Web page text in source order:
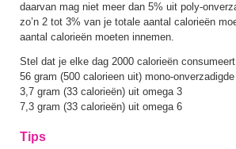
daarvan mag niet meer dan 5% uit poly-
zo’n 2 tot 3% van je totale aantal calorieën
aantal calorieën moeten innemen.
Stel dat je elke dag 2000 calorieën
56 gram (500 calorieen uit) mono-
3,7 gram (33 calorieën) uit omega 3
7,3 gram (33 calorieën) uit omega 6
Tips